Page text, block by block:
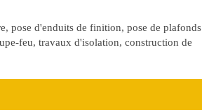
pose d'enduits de finition, pose de plafonds
feu, travaux d'isolation, construction de